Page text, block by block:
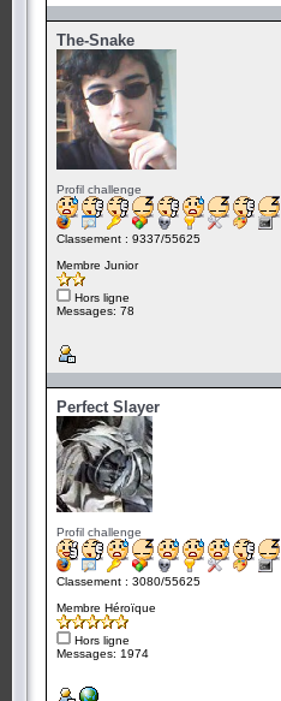
The-Snake
Profil challenge
Classement : 9337/55625
Membre Junior
Hors ligne
Messages: 78
Perfect Slayer
Profil challenge
Classement : 3080/55625
Membre Héroïque
Hors ligne
Messages: 1974